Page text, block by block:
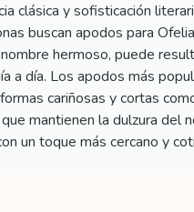
clásica y sofisticación
buscan apodos para
hermoso, puede
a día. Los apodos más
cariñosas y cortas
mantienen la dulzura del
un toque más cercano y